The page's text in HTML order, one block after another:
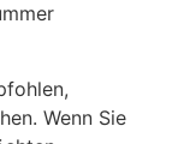
Wenn Sie